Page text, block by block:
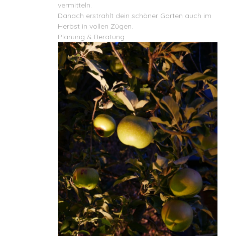
vermitteln.
Danach erstrahlt dein schöner Garten auch im
Herbst in vollen Zügen.
Planung & Beratung